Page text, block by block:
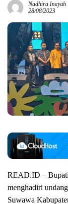
Nadhira Inayah
28/08/2023
READ.ID –
menghadiri
Suwawa